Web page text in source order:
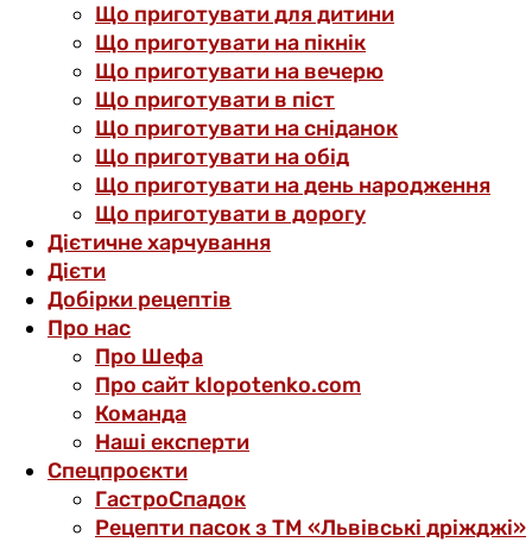
Що приготувати для дитини
Що приготувати на пікнік
Що приготувати на вечерю
Що приготувати в піст
Що приготувати на сніданок
Що приготувати на обід
Що приготувати на день народження
Що приготувати в дорогу
Дієтичне харчування
Дієти
Добірки рецептів
Про нас
Про Шефа
Про сайт klopotenko.com
Команда
Наші експерти
Спецпроєкти
ГастроСпадок
Рецепти пасок з ТМ «Львівські дріжджі»